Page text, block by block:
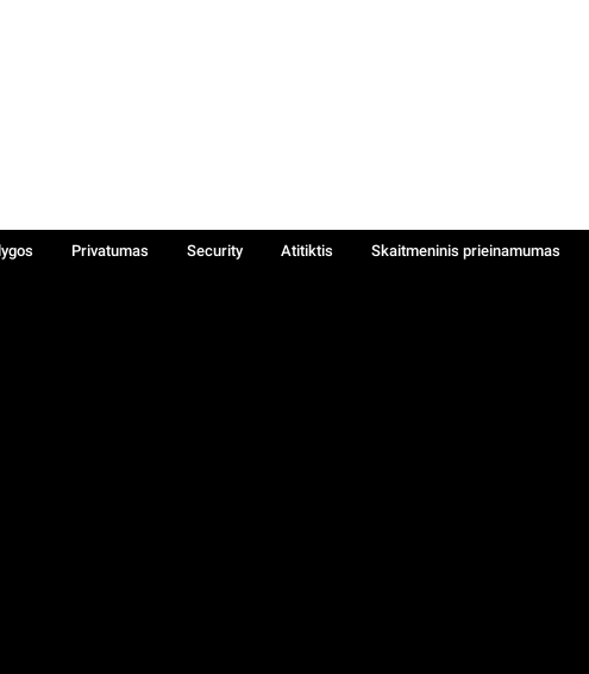
Privatumas Security Atitiktis
Skaitmeninis prieinamumas